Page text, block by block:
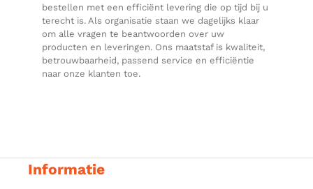
bestellen met een efficiënt levering die op tijd bij u
terecht is. Als organisatie staan we dagelijks klaar
om alle vragen te beantwoorden over uw
producten en leveringen. Ons maatstaf is kwaliteit,
betrouwbaarheid, passend service en efficiëntie
naar onze klanten toe.
Informatie